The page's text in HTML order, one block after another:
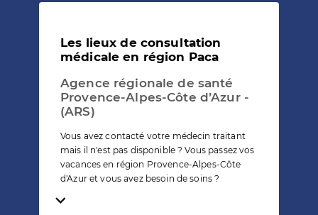
Les lieux de consultation
médicale en région Paca
Agence régionale de santé
Provence-Alpes-Côte d’Azur -
(ARS)
Vous avez contacté votre médecin traitant
mais il n'est pas disponible ? Vous passez vos
vacances en région Provence-Alpes-Côte
d'Azur et vous avez besoin de soins ?
Temps de lecture